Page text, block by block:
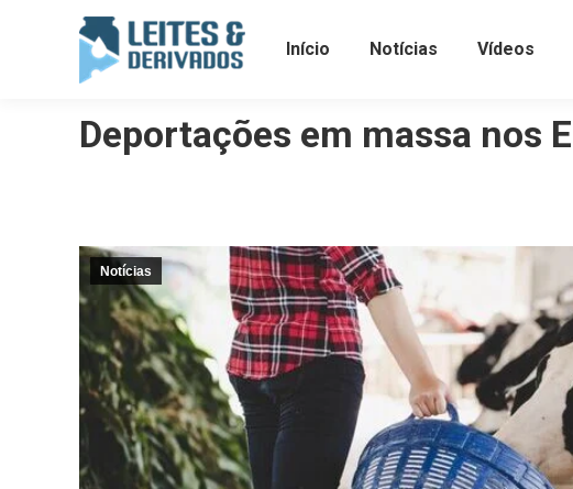
Início Notícias Vídeos
Deportações em massa nos
Notícias